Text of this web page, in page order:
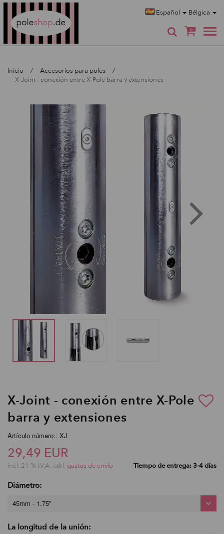
Español Bélgica
0
Inicio
Accesorios para poles
X-Joint - conexión entre X-Pole barra y extensiones
X-Joint - conexión entre X-Pole
barra y extensiones
Artículo número:: XJ
29,49 EUR
incl. 21 % I.V.A. exkl. gastos de envio Tiempo de entrega: 3-4 días
Diámetro:
45mm - 1.75"
La longitud de la unión: